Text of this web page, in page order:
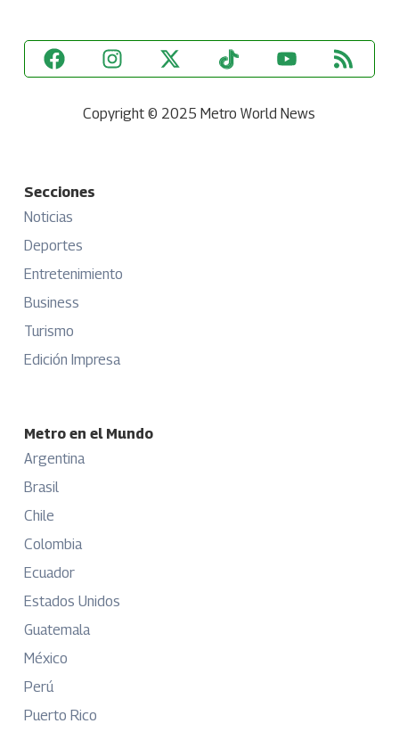
Copyright © 2025 Metro World News
Secciones
Noticias
Deportes
Entretenimiento
Business
Turismo
Edición Impresa
Metro en el Mundo
Argentina
Brasil
Chile
Colombia
Ecuador
Estados Unidos
Guatemala
México
Perú
Puerto Rico